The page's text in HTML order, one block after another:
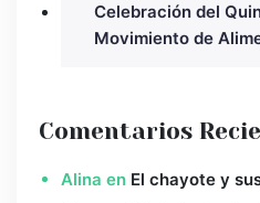
Celebración del
Movimiento de
Comentarios
Alina en El chayote y